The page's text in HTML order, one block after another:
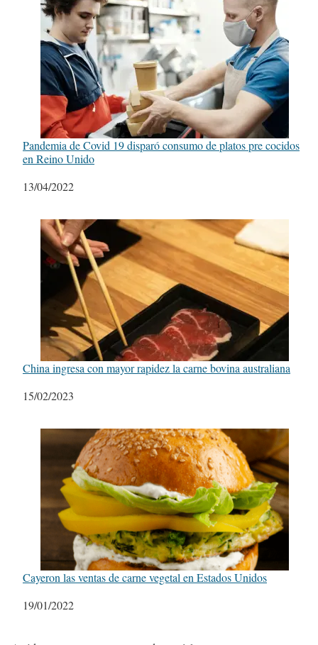
Pandemia de Covid 19 disparó consumo de platos pre cocidos
en Reino Unido
Fecha
13/04/2022
China ingresa con mayor rapidez la carne bovina australiana
Fecha
15/02/2023
Cayeron las ventas de carne vegetal en Estados Unidos
Fecha
19/01/2022